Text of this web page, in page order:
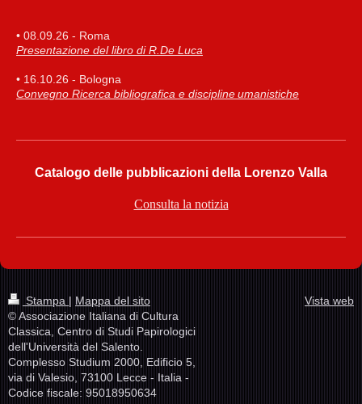
• 08.09.26 - Roma
Presentazione del libro di R.De Luca
• 16.10.26 - Bologna
Convegno Ricerca bibliografica e discipline umanistiche
Catalogo delle pubblicazioni della Lorenzo Valla
Consulta la notizia
Stampa | Mappa del sito
© Associazione Italiana di Cultura
Classica, Centro di Studi Papirologici
dell'Università del Salento.
Complesso Studium 2000, Edificio 5,
via di Valesio, 73100 Lecce - Italia -
Codice fiscale: 95018950634
Vista web